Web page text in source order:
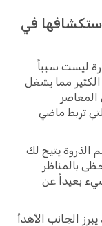
استكشافها في
ليست سبباً
مما يشغل
تربط ماضي
الذروة يتيح لك
بالمناظر
بعيداً عن
يبرز الجانب الأهدأ